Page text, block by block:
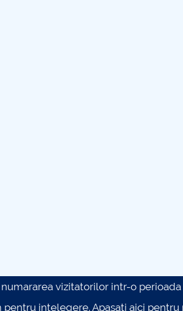
vizitatorilor intr-o
pentru intelegere.Apasati aici